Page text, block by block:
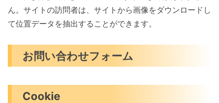
ん。サイトの訪問者は、サイトから画像をダウンロードし
て位置データを抽出することができます。
お問い合わせフォーム
Cookie